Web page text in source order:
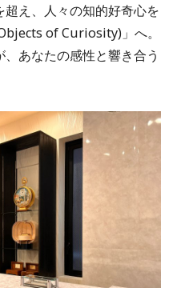
え、人々の知的好奇心を
of Curiosity)」へ。
あなたの感性と響き合う